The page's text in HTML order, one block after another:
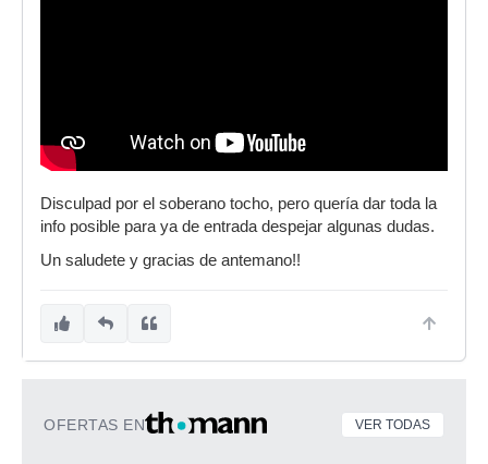
Disculpad por el soberano tocho, pero quería dar toda la
info posible para ya de entrada despejar algunas dudas.
Un saludete y gracias de antemano!!
OFERTAS EN VER TODAS